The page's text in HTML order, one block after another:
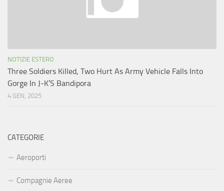
NOTIZIE ESTERO
Three Soldiers Killed, Two Hurt As Army Vehicle Falls Into
Gorge In J-K’S Bandipora
4 GEN, 2025
CATEGORIE
Aeroporti
Compagnie Aeree